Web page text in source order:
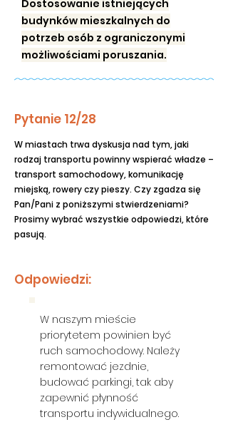
Dostosowanie istniejących
budynków mieszkalnych do
potrzeb osób z ograniczonymi
możliwościami poruszania.
Pytanie 12/28
W miastach trwa dyskusja nad tym, jaki
rodzaj transportu powinny wspierać władze –
transport samochodowy, komunikację
miejską, rowery czy pieszy. Czy zgadza się
Pan/Pani z poniższymi stwierdzeniami?
Prosimy wybrać wszystkie odpowiedzi, które
pasują.
Odpowiedzi:
W naszym mieście
priorytetem powinien być
ruch samochodowy. Należy
remontować jezdnie,
budować parkingi, tak aby
zapewnić płynność
transportu indywidualnego.